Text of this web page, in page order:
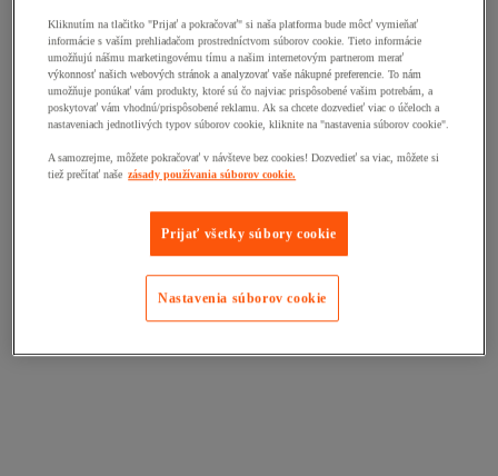
Kliknutím na tlačitko "Prijať a pokračovať" si naša platforma bude môcť vymieňať
informácie s vaším prehliadačom prostredníctvom súborov cookie. Tieto informácie
umožňujú nášmu marketingovému tímu a našim internetovým partnerom merať
výkonnosť našich webových stránok a analyzovať vaše nákupné preferencie. To nám
umožňuje ponúkať vám produkty, ktoré sú čo najviac prispôsobené vašim potrebám, a
poskytovať vám vhodnú/prispôsobené reklamu. Ak sa chcete dozvedieť viac o účeloch a
nastaveniach jednotlivých typov súborov cookie, kliknite na "nastavenia súborov cookie".
A samozrejme, môžete pokračovať v návšteve bez cookies! Dozvedieť sa viac, môžete si
tiež prečítať naše zásady používania súborov cookie.
Prijať všetky súbory cookie
Nastavenia súborov cookie